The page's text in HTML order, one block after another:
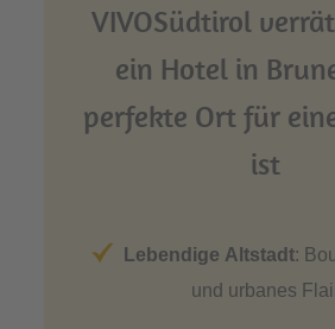
VIVOSüdtirol
ein Hotel in
perfekte Ort für
ist
Lebendige Altstadt:
und urbanes